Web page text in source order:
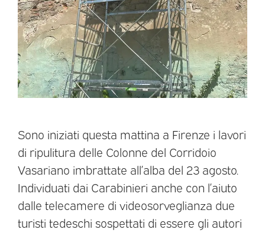
Sono iniziati questa mattina a Firenze i lavori
di ripulitura delle Colonne del Corridoio
Vasariano imbrattate all’alba del 23 agosto.
Individuati dai Carabinieri anche con l’aiuto
dalle telecamere di videosorveglianza due
turisti tedeschi sospettati di essere gli autori